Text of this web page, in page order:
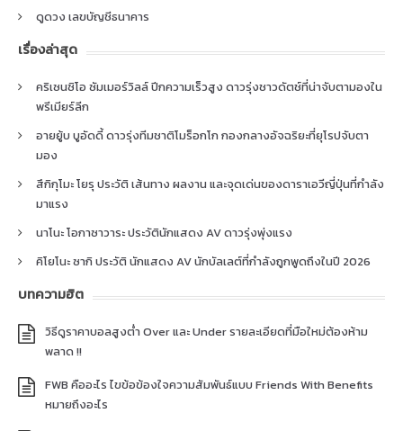
ดูดวง เลขบัญชีธนาคาร
เรื่องล่าสุด
คริเซนซิโอ ซัมเมอร์วิลล์ ปีกความเร็วสูง ดาวรุ่งชาวดัตช์ที่น่าจับตามองใน
พรีเมียร์ลีก
อายยู้บ บูอัดดี้ ดาวรุ่งทีมชาติโมร็อกโก กองกลางอัจฉริยะที่ยุโรปจับตา
มอง
สึกิกุโมะ โยรุ ประวัติ เส้นทาง ผลงาน และจุดเด่นของดาราเอวีญี่ปุ่นที่กำลัง
มาแรง
นาโนะ โอกาซาวาระ ประวัตินักแสดง AV ดาวรุ่งพุ่งแรง
คิโยโนะ ซากิ ประวัติ นักแสดง AV นักบัลเลต์ที่กำลังถูกพูดถึงในปี 2026
บทความฮิต
วิธีดูราคาบอลสูงต่ำ Over และ Under รายละเอียดที่มือใหม่ต้องห้าม
พลาด !!
FWB คืออะไร ไขข้อข้องใจความสัมพันธ์แบบ Friends With Benefits
หมายถึงอะไร